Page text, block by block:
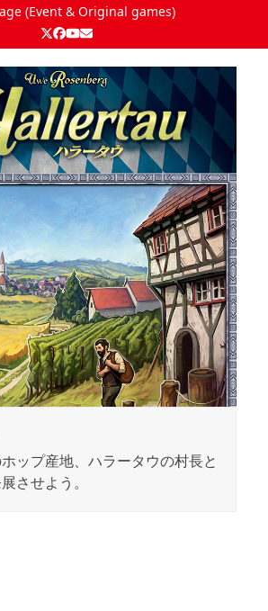
(Event & Original games)
Twitter
Facebook
YouTube
Email
ップ産地、ハラータウの村長と
させよう。